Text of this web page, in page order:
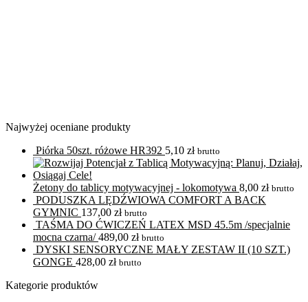
Najwyżej oceniane produkty
Piórka 50szt. różowe HR392 5,10 zł brutto
Żetony do tablicy motywacyjnej - lokomotywa 8,00 zł brutto
PODUSZKA LĘDŹWIOWA COMFORT A BACK
GYMNIC 137,00 zł brutto
TAŚMA DO ĆWICZEŃ LATEX MSD 45.5m /specjalnie
mocna czarna/ 489,00 zł brutto
DYSKI SENSORYCZNE MAŁY ZESTAW II (10 SZT.)
GONGE 428,00 zł brutto
Kategorie produktów